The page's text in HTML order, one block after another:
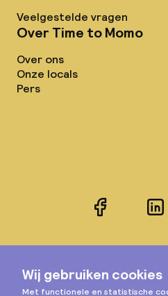
Veelgestelde vragen
Over Time to Momo
Over ons
Onze locals
Pers
Facebook